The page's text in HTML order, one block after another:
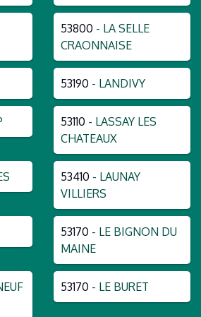
53800 - LA SELLE
CRAONNAISE
53190 - LANDIVY
53110 - LASSAY LES
CHATEAUX
53410 - LAUNAY
VILLIERS
53170 - LE BIGNON DU
MAINE
53170 - LE BURET